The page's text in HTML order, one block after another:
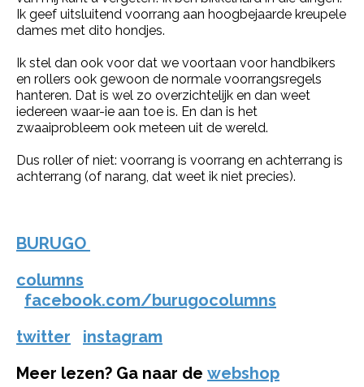
Ik geef uitsluitend voorrang aan hoogbejaarde kreupele
dames met dito hondjes.
Ik stel dan ook voor dat we voortaan voor handbikers
en rollers ook gewoon de normale voorrangsregels
hanteren. Dat is wel zo overzichtelijk en dan weet
iedereen waar-ie aan toe is. En dan is het
zwaaiprobleem ook meteen uit de wereld.
Dus roller of niet: voorrang is voorrang en achterrang is
achterrang (of narang, dat weet ik niet precies).
BURUGO
columns
facebook.com/burugocolumns
twitter
instagram
Meer lezen? Ga naar de webshop